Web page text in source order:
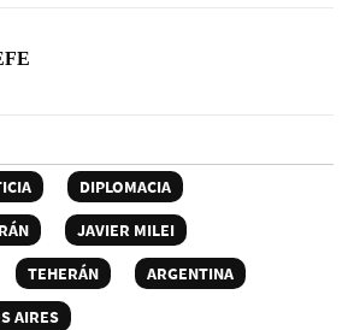
DIPLOMACIA
JAVIER MILEI
TEHERÁN
ARGENTINA
AIRES